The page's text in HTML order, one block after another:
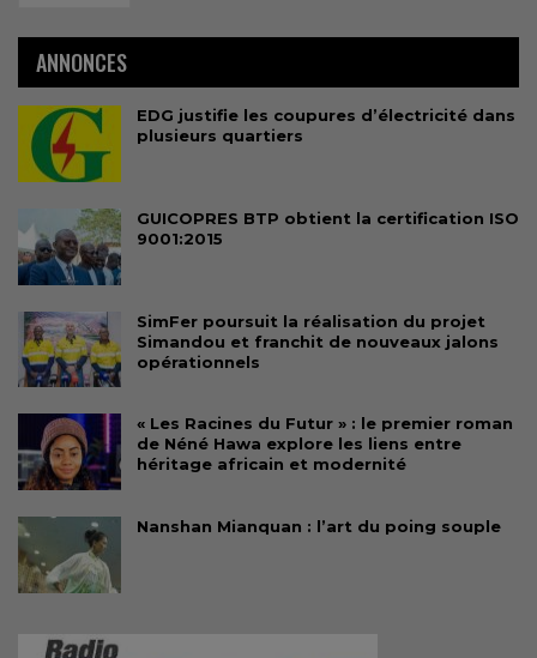
ANNONCES
EDG justifie les coupures d’électricité dans
plusieurs quartiers
GUICOPRES BTP obtient la certification ISO
9001:2015
SimFer poursuit la réalisation du projet
Simandou et franchit de nouveaux jalons
opérationnels
« Les Racines du Futur » : le premier roman
de Néné Hawa explore les liens entre
héritage africain et modernité
Nanshan Mianquan : l’art du poing souple